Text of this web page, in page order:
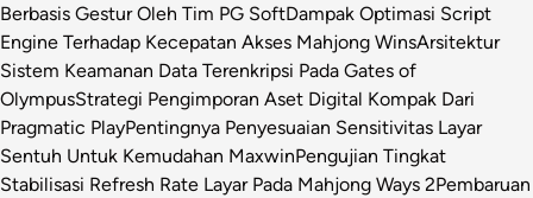
Berbasis Gestur Oleh Tim PG SoftDampak Optimasi Script
Engine Terhadap Kecepatan Akses Mahjong WinsArsitektur
Sistem Keamanan Data Terenkripsi Pada Gates of
OlympusStrategi Pengimporan Aset Digital Kompak Dari
Pragmatic PlayPentingnya Penyesuaian Sensitivitas Layar
Sentuh Untuk Kemudahan MaxwinPengujian Tingkat
Stabilisasi Refresh Rate Layar Pada Mahjong Ways 2Pembaruan